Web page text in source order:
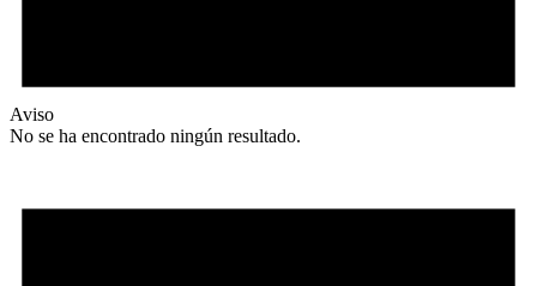
Aviso
No se ha encontrado ningún resultado.